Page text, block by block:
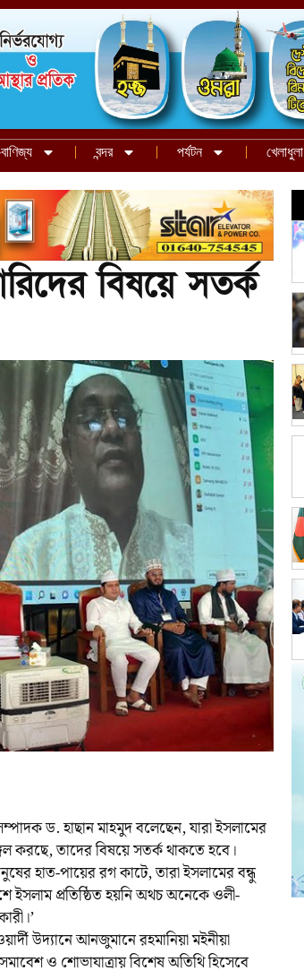
বন্দর পর্যটন খেলাধুলা
বিষয়ে সতর্ক
ড. হাছান মাহমুদ বলেছেন, যারা ইসলামের
করছে, তাদের বিষয়ে সতর্ক থাকতে হবে।
হাত-পায়ের রগ কাটে, তারা ইসলামের বন্ধু
ইসলাম প্রতিষ্ঠিত হয়নি অথচ অনেকে ওলী-
উদ্যানে আনজুমানে রহমানিয়া মইনীয়া
ও শোভাযাত্রায় বিশেষ অতিথি হিসেবে